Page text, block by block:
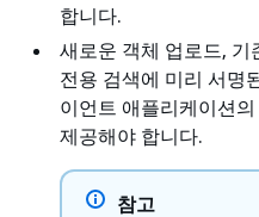
합니다.
새로운 객체 업로드, 기
전용 검색에 미리 서명
이언트 애플리케이션
제공해야 합니다.
참고